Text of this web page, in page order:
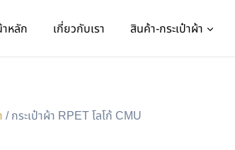
าหลัก เกี่ยวกับเรา สินค้า-กระเป๋าผ้า
/ กระเป๋าผ้า RPET โลโก้ CMU